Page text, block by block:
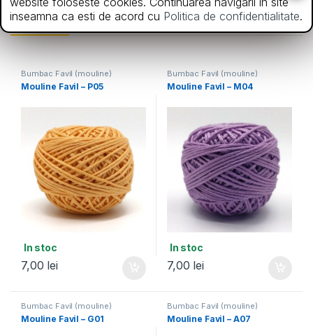
Din aceeasi categorie
Bumbac Favil (mouline)
Mouline Favil – P05
In stoc
7,00 lei
Bumbac Favil (mouline)
Mouline Favil – M04
In stoc
7,00 lei
Bumbac Favil (mouline)
Mouline Favil – G01
Bumbac Favil (mouline)
Mouline Favil – A07
inseamna ca esti de acord cu Politica de confidentialitate.